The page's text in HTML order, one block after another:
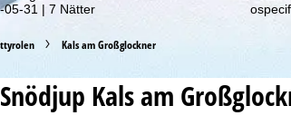
05-31 | 7 Nätter
Kals am Großglockner
Kals am